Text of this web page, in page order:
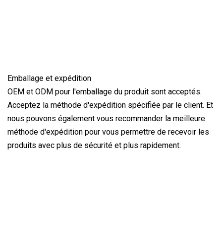
Emballage et expédition
OEM et ODM pour l'emballage du produit sont acceptés.
Acceptez la méthode d'expédition spécifiée par le client. Et
nous pouvons également vous recommander la meilleure
méthode d'expédition pour vous permettre de recevoir les
produits avec plus de sécurité et plus rapidement.